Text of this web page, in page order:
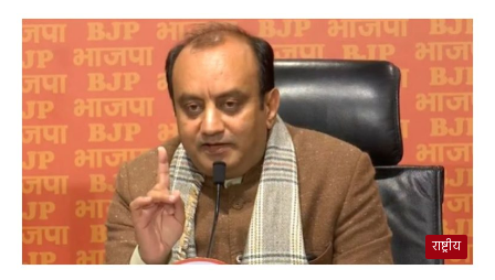
राष्ट्रीय